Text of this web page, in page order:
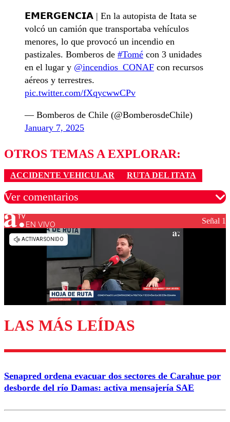
𝗘𝗠𝗘𝗥𝗚𝗘𝗡𝗖𝗜𝗔 | En la autopista de Itata se
volcó un camión que transportaba vehículos
menores, lo que provocó un incendio en
pastizales. Bomberos de #Tomé con 3 unidades
en el lugar y @incendios_CONAF con recursos
aéreos y terrestres.
pic.twitter.com/fXqycwwCPv
— Bomberos de Chile (@BomberosdeChile)
January 7, 2025
OTROS TEMAS A EXPLORAR:
ACCIDENTE VEHICULAR RUTA DEL ITATA
Ver comentarios
Los comentarios son moderados para garantizar un
diálogo respetuoso.
Enviar comentario
EN VIVO Señal 1
LAS MÁS LEÍDAS
Senapred ordena evacuar dos sectores de Carahue por
desborde del río Damas: activa mensajería SAE